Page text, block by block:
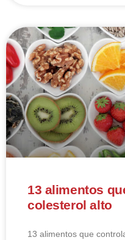
13 alimentos
colesterol alto
13 alimentos que